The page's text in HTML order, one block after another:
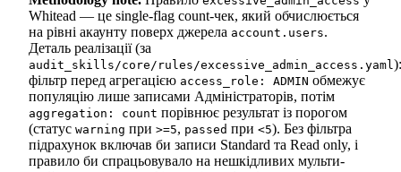
Whitead — це single-flag count-чек, який обчислюється
на рівні акаунту поверх джерела account.users.
Деталь реалізації (за
audit_skills/core/rules/excessive_admin_access.yaml):
фільтр перед агрегацією access_role: ADMIN обмежує
популяцію лише записами Адміністраторів, потім
aggregation: count порівнює результат із порогом
(статус warning при >=5, passed при <5). Без фільтра
підрахунок включав би записи Standard та Read only, і
правило би спрацьовувало на нешкідливих мульти-